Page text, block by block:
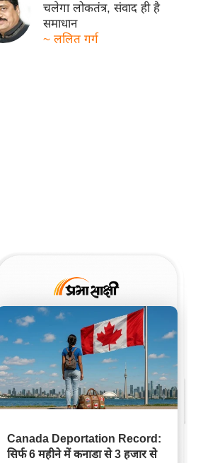
चलेगा लोकतंत्र, संवाद ही है
समाधान
~ ललित गर्ग
Canada Deportation Record:
सिर्फ 6 महीने में कनाडा से 3 हजार से